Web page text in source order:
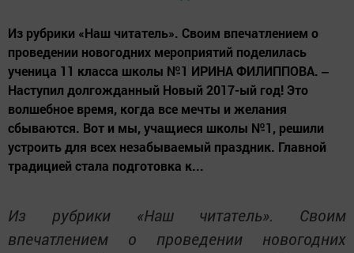
Из рубрики «Наш читатель». Своим впечатлением о
проведении новогодних мероприятий поделилась
ученица 11 класса школы №1 ИРИНА ФИЛИППОВА. ‒
Наступил долгожданный Новый 2017-ый год! Это
волшебное время, когда все мечты и желания
сбываются. Вот и мы, учащиеся школы №1, решили
устроить для всех незабываемый праздник. Главной
традицией стала подготовка к...
Из рубрики «Наш читатель». Своим
впечатлением о проведении новогодних